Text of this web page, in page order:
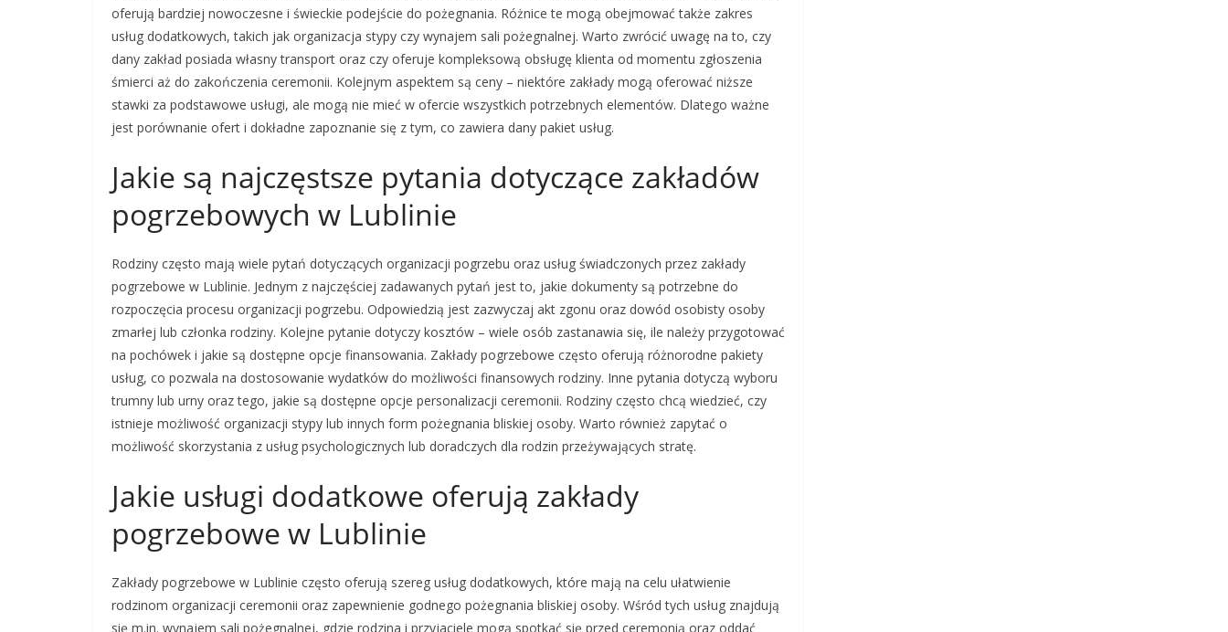
oferują bardziej nowoczesne i świeckie podejście do pożegnania. Różnice te mogą obejmować także zakres
usług dodatkowych, takich jak organizacja stypy czy wynajem sali pożegnalnej. Warto zwrócić uwagę na to, czy
dany zakład posiada własny transport oraz czy oferuje kompleksową obsługę klienta od momentu zgłoszenia
śmierci aż do zakończenia ceremonii. Kolejnym aspektem są ceny – niektóre zakłady mogą oferować niższe
stawki za podstawowe usługi, ale mogą nie mieć w ofercie wszystkich potrzebnych elementów. Dlatego ważne
jest porównanie ofert i dokładne zapoznanie się z tym, co zawiera dany pakiet usług.
Jakie są najczęstsze pytania dotyczące zakładów
pogrzebowych w Lublinie
Rodziny często mają wiele pytań dotyczących organizacji pogrzebu oraz usług świadczonych przez zakłady
pogrzebowe w Lublinie. Jednym z najczęściej zadawanych pytań jest to, jakie dokumenty są potrzebne do
rozpoczęcia procesu organizacji pogrzebu. Odpowiedzią jest zazwyczaj akt zgonu oraz dowód osobisty osoby
zmarłej lub członka rodziny. Kolejne pytanie dotyczy kosztów – wiele osób zastanawia się, ile należy przygotować
na pochówek i jakie są dostępne opcje finansowania. Zakłady pogrzebowe często oferują różnorodne pakiety
usług, co pozwala na dostosowanie wydatków do możliwości finansowych rodziny. Inne pytania dotyczą wyboru
trumny lub urny oraz tego, jakie są dostępne opcje personalizacji ceremonii. Rodziny często chcą wiedzieć, czy
istnieje możliwość organizacji stypy lub innych form pożegnania bliskiej osoby. Warto również zapytać o
możliwość skorzystania z usług psychologicznych lub doradczych dla rodzin przeżywających stratę.
Jakie usługi dodatkowe oferują zakłady
pogrzebowe w Lublinie
Zakłady pogrzebowe w Lublinie często oferują szereg usług dodatkowych, które mają na celu ułatwienie
rodzinom organizacji ceremonii oraz zapewnienie godnego pożegnania bliskiej osoby. Wśród tych usług znajdują
się m.in. wynajem sali pożegnalnej, gdzie rodzina i przyjaciele mogą spotkać się przed ceremonią oraz oddać